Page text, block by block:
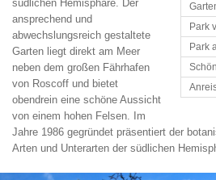
Park
Park
südlichen Hemisphäre. Der
ansprechend und
abwechslungsreich gestaltete
Garten liegt direkt am Meer
neben dem großen Fährhafen
von Roscoff und bietet
obendrein eine schöne Aussicht
von einem hohen Felsen. Im
Jahre 1986 gegründet präsentiert der
Arten und Unterarten der südlichen